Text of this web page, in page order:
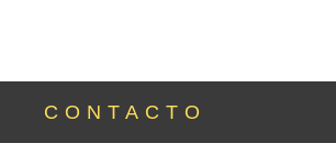
CONTACTO